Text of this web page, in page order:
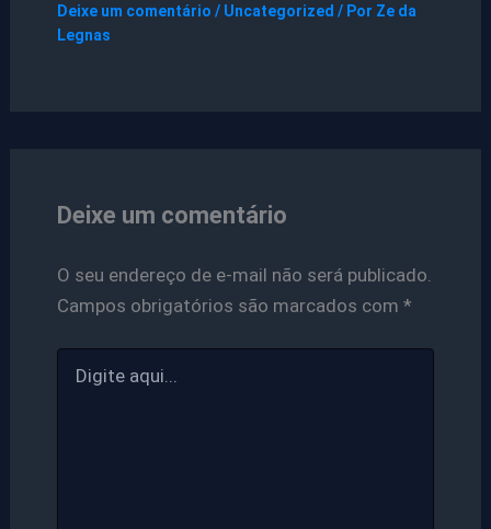
Deixe um comentário / Uncategorized / Por Ze da
Legnas
Deixe um comentário
O seu endereço de e-mail não será publicado.
Campos obrigatórios são marcados com *
aqui...